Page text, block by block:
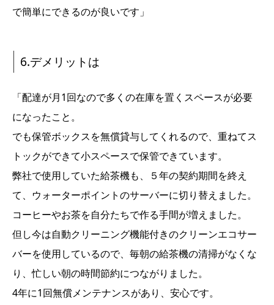
で簡単にできるのが良いです」
6.デメリットは
「配達が月1回なので多くの在庫を置くスペースが必要
になったこと。
でも保管ボックスを無償貸与してくれるので、重ねてス
トックができて小スペースで保管できています。
弊社で使用していた給茶機も、５年の契約期間を終え
て、ウォーターポイントのサーバーに切り替えました。
コーヒーやお茶を自分たちで作る手間が増えました。
但し今は自動クリーニング機能付きのクリーンエコサー
バーを使用しているので、毎朝の給茶機の清掃がなくな
り、忙しい朝の時間節約につながりました。
4年に1回無償メンテナンスがあり、安心です。